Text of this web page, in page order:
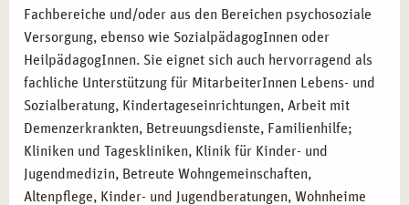
Fachbereiche und/oder aus den Bereichen psychosoziale
Versorgung, ebenso wie SozialpädagogInnen oder
HeilpädagogInnen. Sie eignet sich auch hervorragend als
fachliche Unterstützung für MitarbeiterInnen Lebens- und
Sozialberatung, Kindertageseinrichtungen, Arbeit mit
Demenzerkrankten, Betreuungsdienste, Familienhilfe;
Kliniken und Tageskliniken, Klinik für Kinder- und
Jugendmedizin, Betreute Wohngemeinschaften,
Altenpflege, Kinder- und Jugendberatungen, Wohnheime